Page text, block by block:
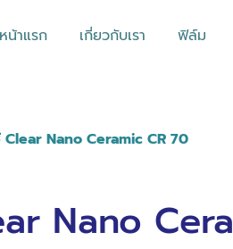
หน้าแรก เกี่ยวกับเรา ฟิล์ม
Clear Nano Ceramic CR 70
Nano